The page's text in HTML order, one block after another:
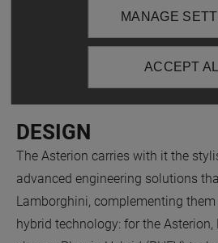
MANAGE
ACCEPT
DESIGN
The Asterion carries with it the
advanced engineering solutions
Lamborghini, complementing
hybrid technology: for the